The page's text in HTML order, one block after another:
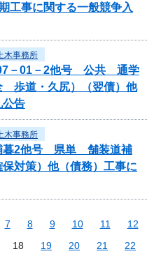
工事に関する一般競争入
木事務所
07－01－2他号 公共 通学
歩道・久尻）（翌債）他
公告
木事務所
暮2他号 県単 舗装道補
対策）他（債務）工事に
7 8 9 10 11
12
18 19 20 21
22